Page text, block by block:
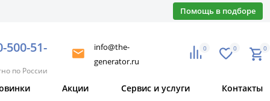
Помощь в подборе
500-51-
по России
info@the-
generator.ru
0 0 0
Акции Сервис и услуги Контакты